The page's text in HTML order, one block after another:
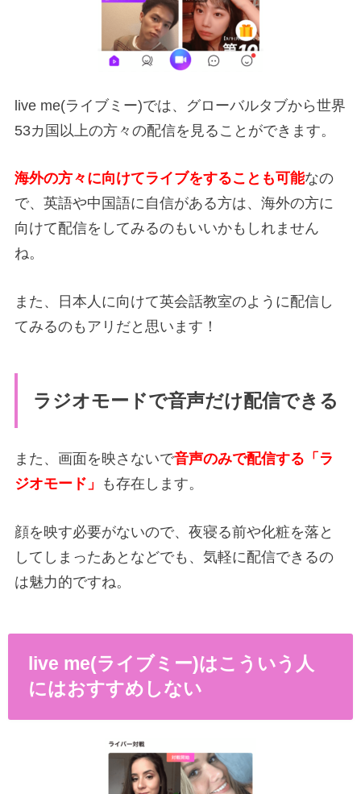
live me(ライブミー)では、グローバルタブから世界
53カ国以上の方々の配信を見ることができます。
海外の方々に向けてライブをすることも可能なの
で、英語や中国語に自信がある方は、海外の方に
向けて配信をしてみるのもいいかもしれません
ね。
また、日本人に向けて英会話教室のように配信し
てみるのもアリだと思います！
ラジオモードで音声だけ配信できる
また、画面を映さないで音声のみで配信する「ラ
ジオモード」
も存在します。
顔を映す必要がないので、夜寝る前や化粧を落と
してしまったあとなどでも、気軽に配信できるの
は魅力的ですね。
live me(ライブミー)はこういう人
にはおすすめしない